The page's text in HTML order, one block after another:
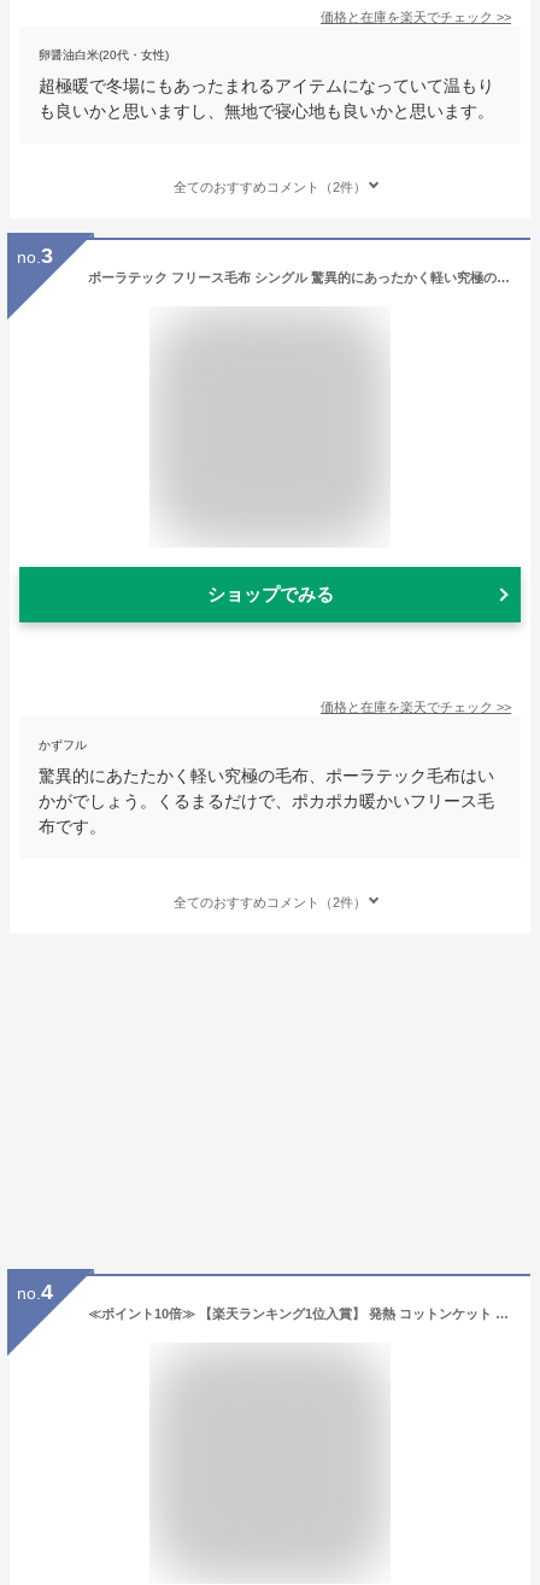
価格と在庫を楽天でチェック >>
卵醤油白米(20代・女性)
超極暖で冬場にもあったまれるアイテムになっていて温もり
も良いかと思いますし、無地で寝心地も良いかと思います。
全てのおすすめコメント（2件）
no. 3
ポーラテック フリース毛布 シングル 驚異的にあったかく軽い究極の毛布 ポーラテック毛布 あったか 暖かい ブランケット
ショップでみる
価格と在庫を楽天でチェック >>
かずフル
驚異的にあたたかく軽い究極の毛布、ポーラテック毛布はい
かがでしょう。くるまるだけで、ポカポカ暖かいフリース毛
布です。
全てのおすすめコメント（2件）
no. 4
≪ポイント10倍≫ 【楽天ランキング1位入賞】 発熱 コットンケット ふかふかケット シングル 快眠くらぶ限定カラー ロマンス小杉正規品 秋用 毛布 シール織り 発熱ヒート ブランケット オールシーズン エアコン対策 暖かい 軽い